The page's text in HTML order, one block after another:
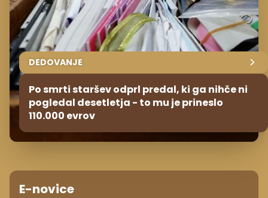
DEDOVANJE
Po smrti staršev odprl predal, ki ga nihče ni
pogledal desetletja - to mu je prineslo
110.000 evrov
E-novice